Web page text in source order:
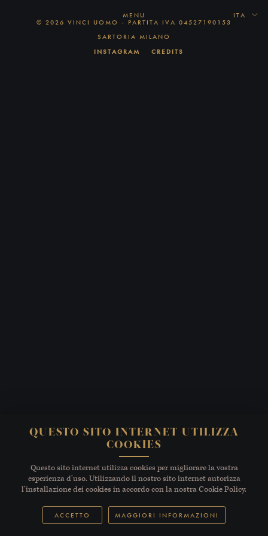
MENU
ITA
© 2026 VINCI UOMO - PARTITA IVA 04527190153
SARTORIA MILANO
INSTAGRAM
CREDITS
QUESTO SITO INTERNET UTILIZZA
COOKIES
Questo sito internet utilizza cookies per migliorare la vostra
esperienza d’uso. Utilizzando il nostro sito internet autorizza
l’installazione dei cookies in accordo con la nostra Cookie Policy.
ACCETTO MAGGIORI INFORMAZIONI